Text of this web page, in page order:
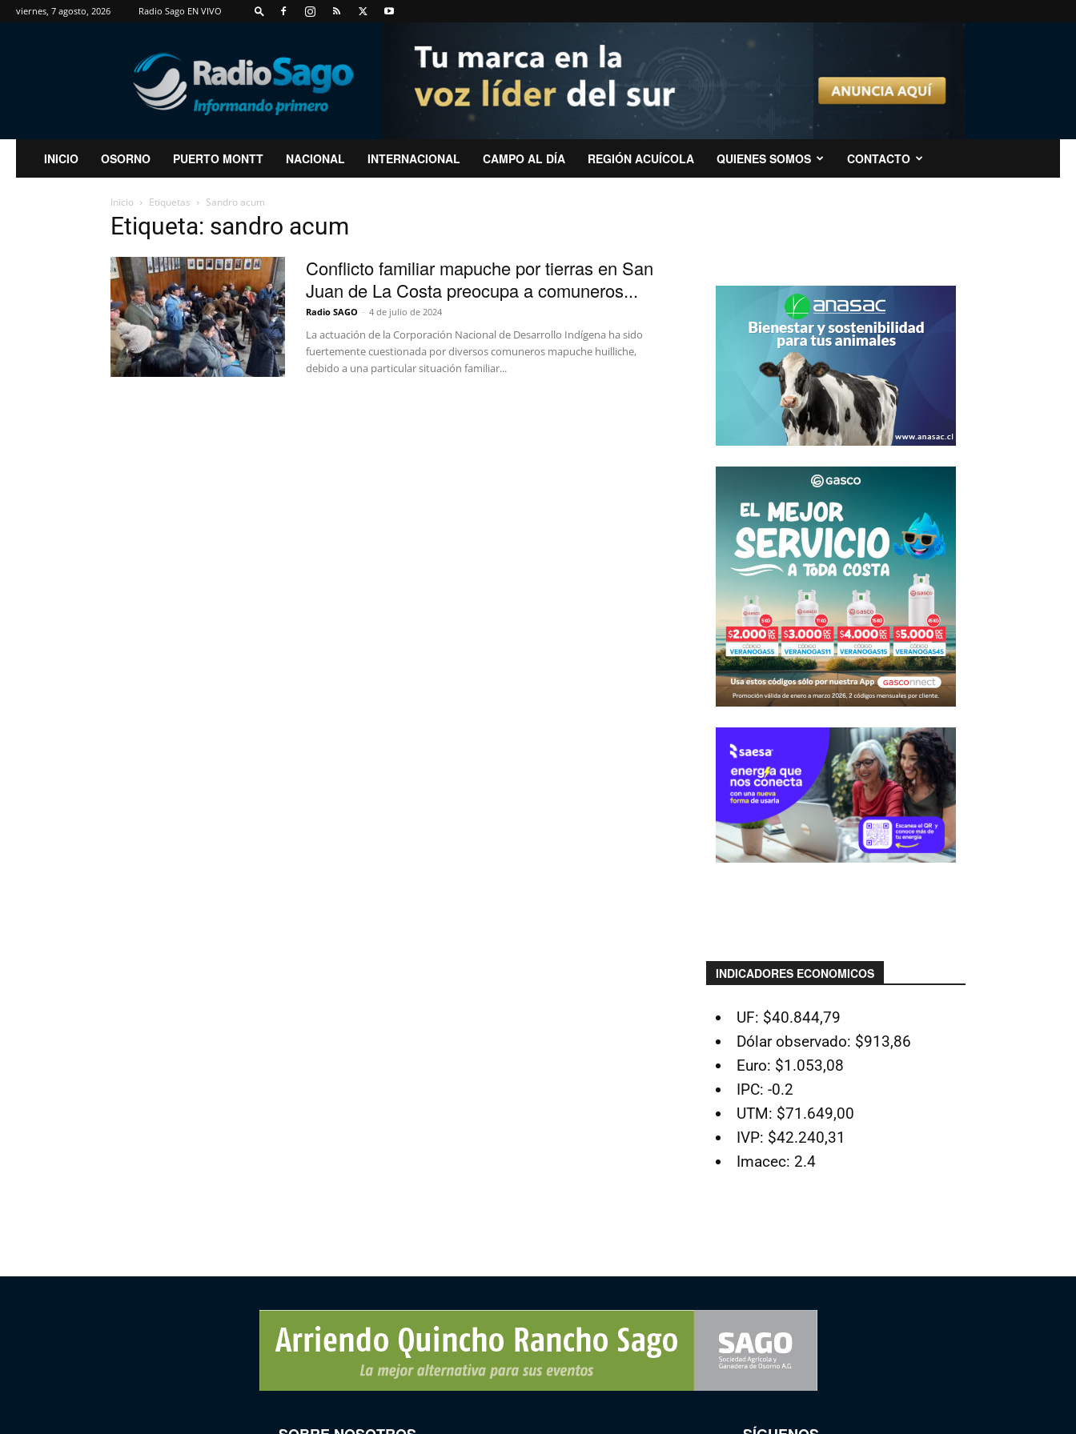
viernes, 7 agosto, 2026 Radio Sago EN VIVO
RadioSago
INICIO OSORNO PUERTO MONTT NACIONAL INTERNACIONAL CAMPO AL DÍA REGIÓN ACUÍCOLA QUIENES SOMOS CONTACTO
Inicio Etiquetas Sandro acum
Etiqueta: sandro acum
Conflicto familiar mapuche por tierras en San
Juan de La Costa preocupa a comuneros...
Radio SAGO - 4 de julio de 2024
La actuación de la Corporación Nacional de Desarrollo Indígena ha sido
fuertemente cuestionada por diversos comuneros mapuche huilliche,
debido a una particular situación familiar...
INDICADORES ECONOMICOS
UF: $40.844,79
Dólar observado: $913,86
Euro: $1.053,08
IPC: -0.2
UTM: $71.649,00
IVP: $42.240,31
Imacec: 2.4